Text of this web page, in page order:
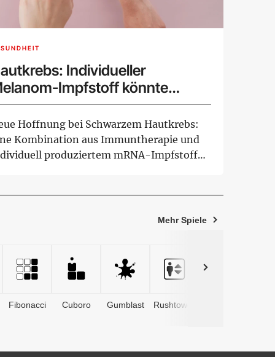
Individueller
Impfstoff könnte
Hoffnung bei Schwarzem Hautkrebs:
Kombination aus Immuntherapie und
produziertem mRNA-Impfstoff
Mehr Spiele
Fibonacci Cuboro Gumblast Rushtower